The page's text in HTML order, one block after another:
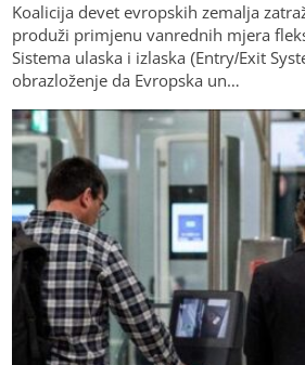
Koalicija devet evropskih zemalja
produži primjenu vanrednih mjera
Sistema ulaska i izlaska (Entry/Exit
obrazloženje da Evropska un…